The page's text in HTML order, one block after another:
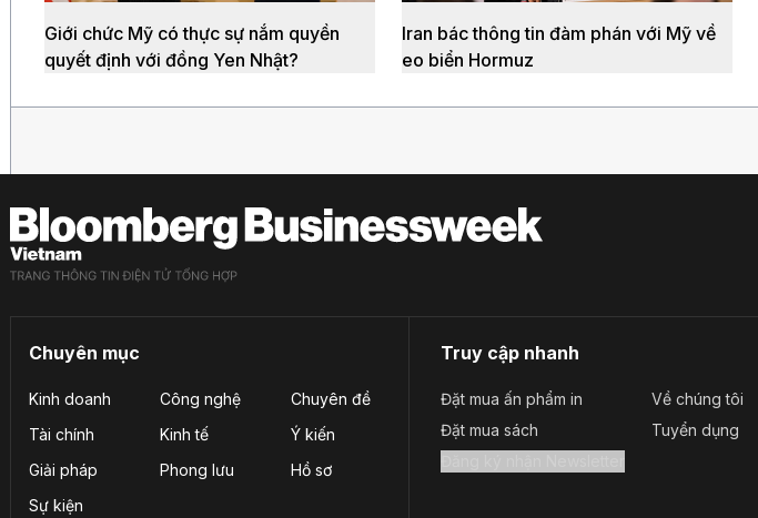
Giới chức Mỹ có thực sự nắm quyền
quyết định với đồng Yen Nhật?
Iran bác thông tin đàm phán với Mỹ về
eo biển Hormuz
Chuyên mục
Kinh doanh Công nghệ
Chuyên đề
Tài chính
Kinh tế
Ý kiến
Giải pháp
Phong lưu
Hồ sơ
Sự kiện
Truy cập nhanh
Đặt mua ấn phẩm in
Đặt mua sách
Về chúng tôi
Tuyển dụng